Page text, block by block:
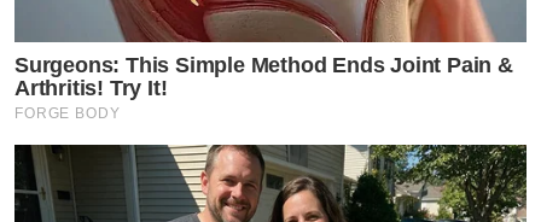
Surgeons: This Simple Method Ends Joint Pain &
Arthritis! Try It!
FORGE BODY